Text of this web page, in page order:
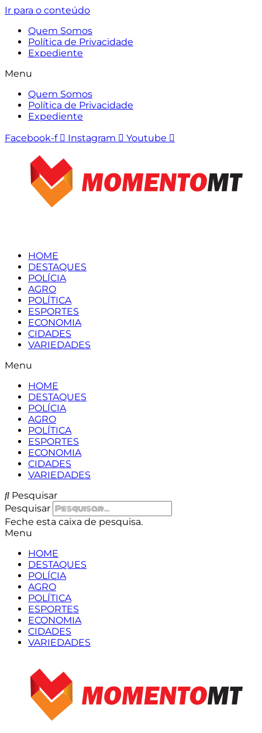
Ir para o conteúdo
Quem Somos
Política de Privacidade
Expediente
Menu
Quem Somos
Política de Privacidade
Expediente
Facebook-f
Instagram Youtube
HOME
DESTAQUES
POLÍCIA
AGRO
POLÍTICA
ESPORTES
ECONOMIA
CIDADES
VARIEDADES
Menu
HOME
DESTAQUES
POLÍCIA
AGRO
POLÍTICA
ESPORTES
ECONOMIA
CIDADES
VARIEDADES
Pesquisar
Pesquisar
Feche esta caixa de pesquisa.
Menu
HOME
DESTAQUES
POLÍCIA
AGRO
POLÍTICA
ESPORTES
ECONOMIA
CIDADES
VARIEDADES